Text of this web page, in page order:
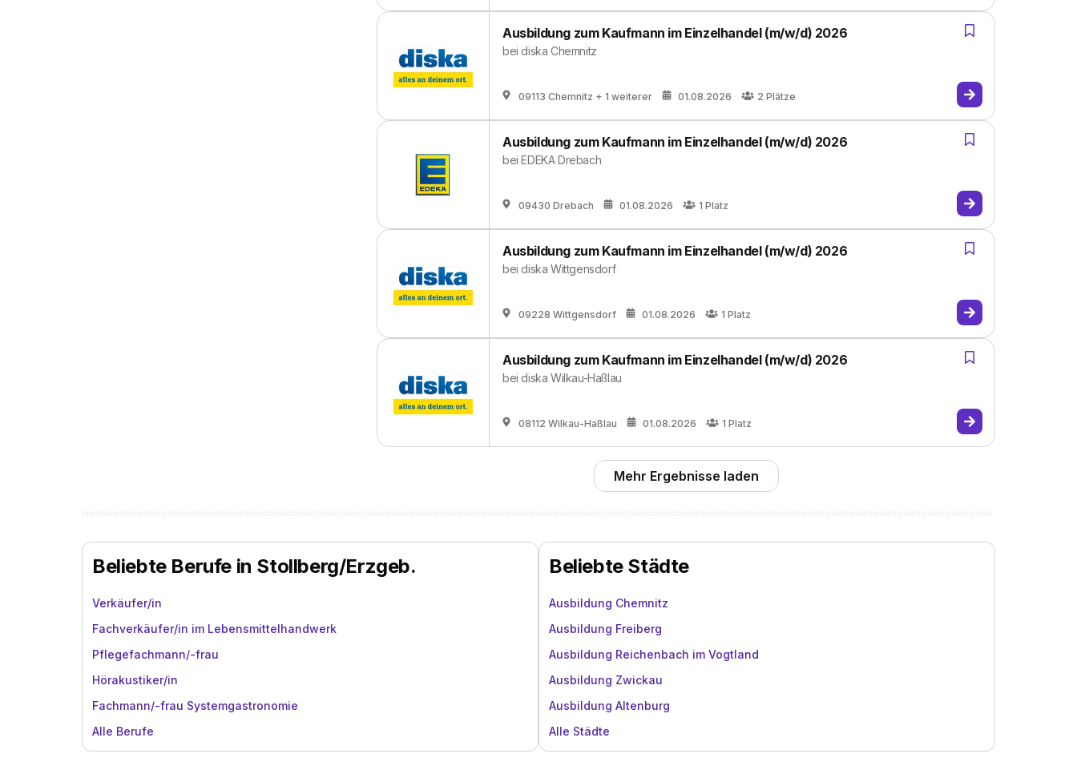
Ausbildung zum Kaufmann im Einzelhandel (m/w/d) 2026
beidiska Chemnitz
09113 Chemnitz + 1 weiterer 01.08.2026 2 Plätze
Ausbildung zum Kaufmann im Einzelhandel (m/w/d) 2026
beiEDEKA Drebach
09430 Drebach 01.08.2026 1 Platz
Ausbildung zum Kaufmann im Einzelhandel (m/w/d) 2026
beidiska Wittgensdorf
09228 Wittgensdorf 01.08.2026 1 Platz
Ausbildung zum Kaufmann im Einzelhandel (m/w/d) 2026
beidiska Wilkau-Haßlau
08112 Wilkau-Haßlau 01.08.2026 1 Platz
Mehr Ergebnisse laden
Beliebte Berufe in Stollberg/Erzgeb.
Verkäufer/in
Fachverkäufer/in im Lebensmittelhandwerk
Pflegefachmann/-frau
Hörakustiker/in
Fachmann/-frau Systemgastronomie
Alle Berufe
Beliebte Städte
Ausbildung Chemnitz
Ausbildung Freiberg
Ausbildung Reichenbach im Vogtland
Ausbildung Zwickau
Ausbildung Altenburg
Alle Städte